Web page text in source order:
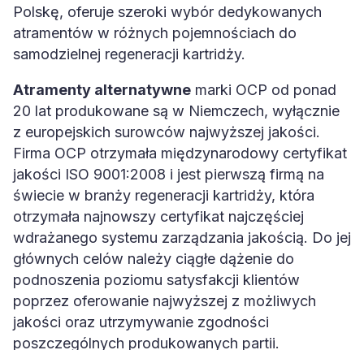
Polskę, oferuje szeroki wybór dedykowanych
atramentów w różnych pojemnościach do
samodzielnej regeneracji kartridży.
Atramenty alternatywne marki OCP od ponad
20 lat produkowane są w Niemczech, wyłącznie
z europejskich surowców najwyższej jakości.
Firma OCP otrzymała międzynarodowy certyfikat
jakości ISO 9001:2008 i jest pierwszą firmą na
świecie w branży regeneracji kartridży, która
otrzymała najnowszy certyfikat najczęściej
wdrażanego systemu zarządzania jakością. Do jej
głównych celów należy ciągłe dążenie do
podnoszenia poziomu satysfakcji klientów
poprzez oferowanie najwyższej z możliwych
jakości oraz utrzymywanie zgodności
poszczególnych produkowanych partii.